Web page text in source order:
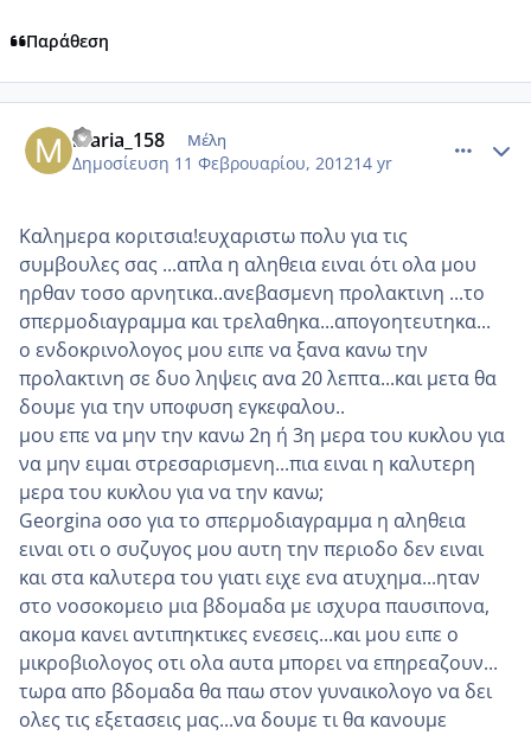
Παράθεση
maria_158 Μέλη
Δημοσίευση 11 Φεβρουαρίου, 201214 yr
Καλημερα κοριτσια!ευχαριστω πολυ για τις
συμβουλες σας ...απλα η αληθεια ειναι ότι ολα μου
ηρθαν τοσο αρνητικα..ανεβασμενη προλακτινη ...το
σπερμοδιαγραμμα και τρελαθηκα...απογοητευτηκα...
ο ενδοκρινολογος μου ειπε να ξανα κανω την
προλακτινη σε δυο ληψεις ανα 20 λεπτα...και μετα θα
δουμε για την υποφυση εγκεφαλου..
μου επε να μην την κανω 2η ή 3η μερα του κυκλου για
να μην ειμαι στρεσαρισμενη...πια ειναι η καλυτερη
μερα του κυκλου για να την κανω;
Georgina οσο για το σπερμοδιαγραμμα η αληθεια
ειναι οτι ο συζυγος μου αυτη την περιοδο δεν ειναι
και στα καλυτερα του γιατι ειχε ενα ατυχημα...ηταν
στο νοσοκομειο μια βδομαδα με ισχυρα παυσιπονα,
ακομα κανει αντιπηκτικες ενεσεις...και μου ειπε ο
μικροβιολογος οτι ολα αυτα μπορει να επηρεαζουν...
τωρα απο βδομαδα θα παω στον γυναικολογο να δει
ολες τις εξετασεις μας...να δουμε τι θα κανουμε